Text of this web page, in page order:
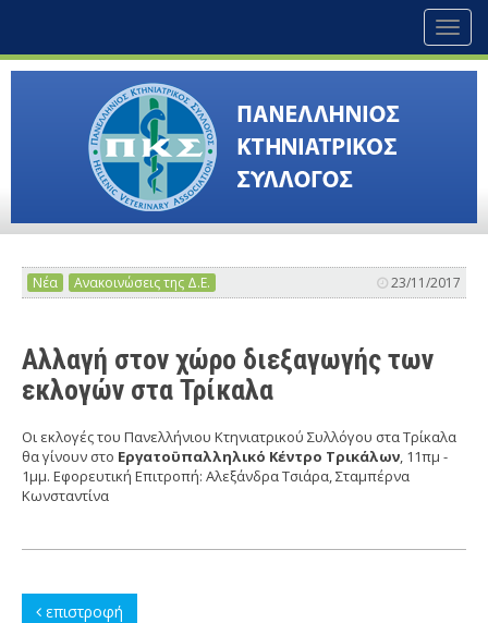
Νέα Ανακοινώσεις της Δ.Ε. 23/11/2017
Αλλαγή στον χώρο διεξαγωγής των
εκλογών στα Τρίκαλα
Οι εκλογές του Πανελλήνιου Κτηνιατρικού Συλλόγου στα Τρίκαλα
θα γίνουν στο Εργατοϋπαλληλικό Κέντρο Τρικάλων, 11πμ -
1μμ. Εφορευτική Επιτροπή: Αλεξάνδρα Τσιάρα, Σταμπέρνα
Κωνσταντίνα
επιστροφή